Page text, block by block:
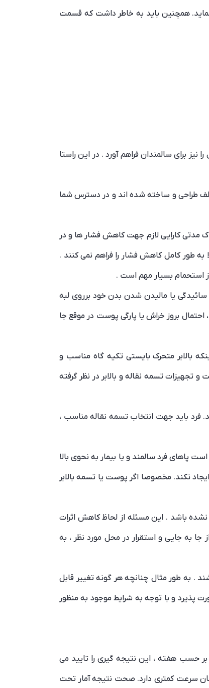
همچنین باید به خاطر داشت که قسمت
برای سالمندان فراهم آورد . در این راستا
طراحی و ساخته شده اند و در دسترس شما
مدتی کارایی لازم جهت کاهش فشار ها و در
به طور کامل کاهش فشار را فراهم نمی کنند .
استحمام بسیار مهم است .
سائیدگی یا مالیدن شدن بدن خود برروی لبه
احتمال بروز خراش یا پارگی پوست در موقع جا
بالابر متحرک بایستی تکیه گاه مناسب و
تجهیزات تسمه نقاله و بالابر در نظر گرفته
فرد باید جهت انتخاب تسمه نقاله مناسب ،
پاهای فرد سالمند و یا بیمار به نحوی بالا
نکند. مخصوصا اگر پوست یا تسمه بالابر
نشده باشد . این مسئله از لحاظ کاهش اثرات
به جایی و استقرار در محل مورد نظر ، به
. به طور مثال چنانچه هر گونه تغییر قابل
پذیرد و با توجه به شرایط موجود به منظور
بر حسب هفته ، این نتیجه گیری را تایید می
سرعت کمتری دارد. صحت نتیجه آمار تحت